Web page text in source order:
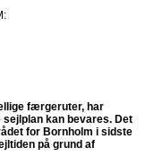
færgeruter, har
kan bevares. Det
for Bornholm i sidste
på grund af